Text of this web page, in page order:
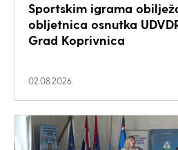
Sportskim igrama
obljetnica osnutka
Grad Koprivnica
02.08.2026.